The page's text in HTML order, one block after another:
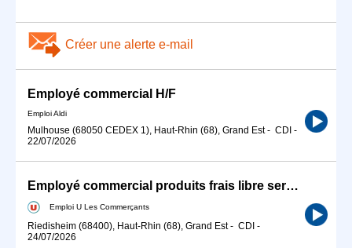
Créer une alerte e-mail
Employé commercial H/F
Emploi Aldi
Mulhouse (68050 CEDEX 1), Haut-Rhin (68), Grand Est- CDI -
22/07/2026
Employé commercial produits frais libre service H/F
Emploi U Les Commerçants
Riedisheim (68400), Haut-Rhin (68), Grand Est- CDI -
24/07/2026